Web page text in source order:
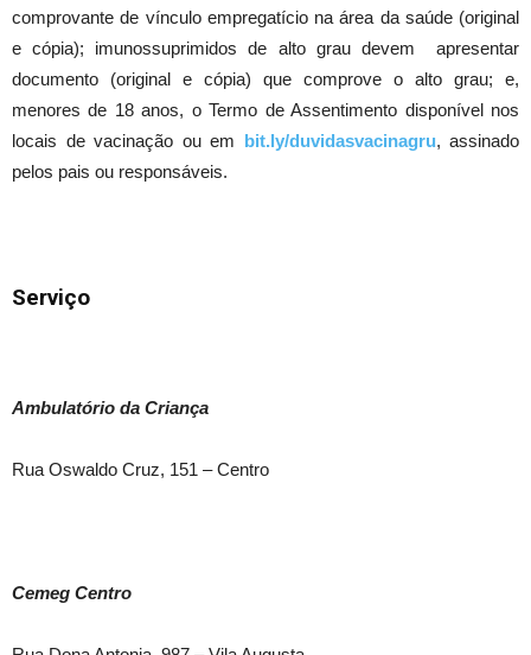
comprovante de vínculo empregatício na área da saúde (original
e cópia); imunossuprimidos de alto grau devem apresentar
documento (original e cópia) que comprove o alto grau; e,
menores de 18 anos, o Termo de Assentimento disponível nos
locais de vacinação ou em bit.ly/duvidasvacinagru, assinado
pelos pais ou responsáveis.
Serviço
Ambulatório da Criança
Rua Oswaldo Cruz, 151 – Centro
Cemeg Centro